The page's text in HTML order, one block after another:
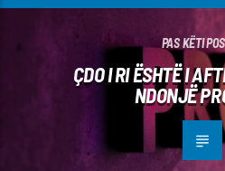
PAS KËTI
ÇDO I RI ËSHTË I
NDONJË